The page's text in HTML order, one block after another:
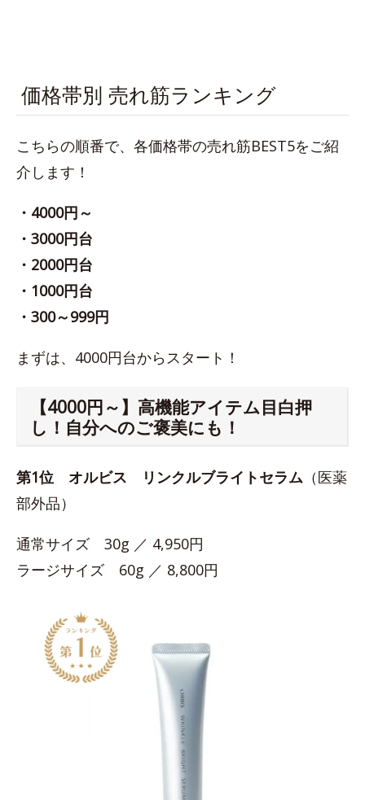
価格帯別 売れ筋ランキング
こちらの順番で、各価格帯の売れ筋BEST5をご紹
介します！
・4000円～
・3000円台
・2000円台
・1000円台
・300～999円
まずは、4000円台からスタート！
【4000円～】高機能アイテム目白押
し！自分へのご褒美にも！
第1位 オルビス リンクルブライトセラム （医薬
部外品）
通常サイズ 30g ／ 4,950円
ラージサイズ 60g ／ 8,800円